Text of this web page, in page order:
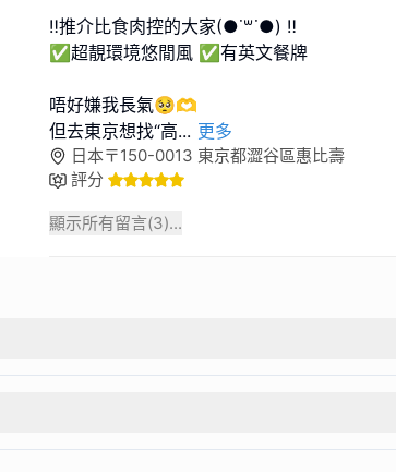
‼️推介比食肉控的大家(●˙꒳˙●) ‼️
✅️超靚環境悠閒風 ✅️有英文餐牌
唔好嫌我長氣🥺🫶
但去東京想找“高... 更多
日本〒150-0013 東京都澀谷區惠比壽
評分
顯示所有留言(3)...